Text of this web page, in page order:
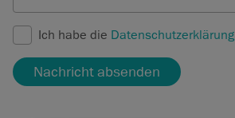
Ich habe die Datenschutzerklärung
Nachricht absenden